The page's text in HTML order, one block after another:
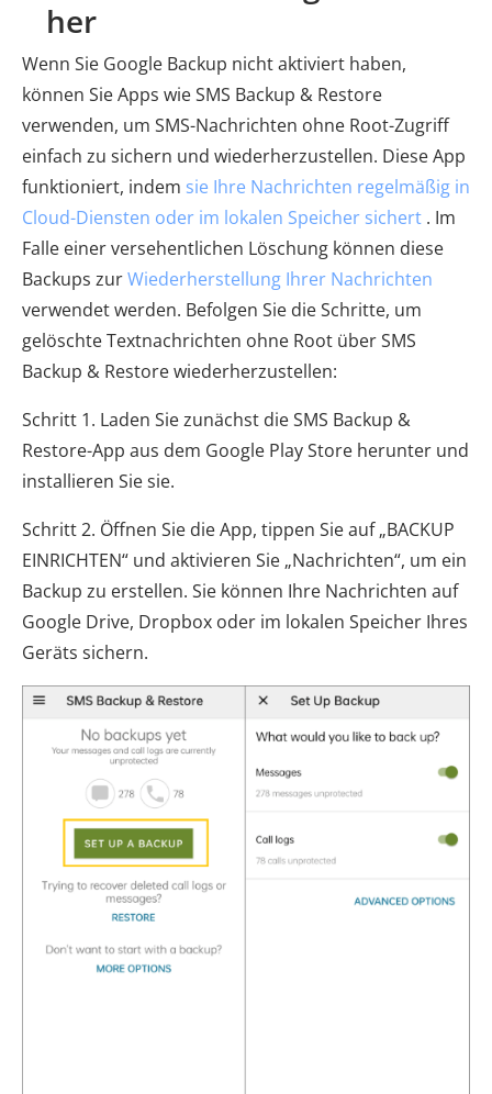
her
Wenn Sie Google Backup nicht aktiviert haben,
können Sie Apps wie SMS Backup & Restore
verwenden, um SMS-Nachrichten ohne Root-Zugriff
einfach zu sichern und wiederherzustellen. Diese App
funktioniert, indem sie Ihre Nachrichten regelmäßig in
Cloud-Diensten oder im lokalen Speicher sichert . Im
Falle einer versehentlichen Löschung können diese
Backups zurWiederherstellung Ihrer Nachrichten
verwendet werden. Befolgen Sie die Schritte, um
gelöschte Textnachrichten ohne Root über SMS
Backup & Restore wiederherzustellen:
Schritt 1. Laden Sie zunächst die SMS Backup &
Restore-App aus dem Google Play Store herunter und
installieren Sie sie.
Schritt 2. Öffnen Sie die App, tippen Sie auf „BACKUP
EINRICHTEN“ und aktivieren Sie „Nachrichten“, um ein
Backup zu erstellen. Sie können Ihre Nachrichten auf
Google Drive, Dropbox oder im lokalen Speicher Ihres
Geräts sichern.